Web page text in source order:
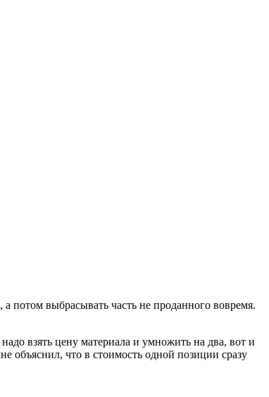
потом выбрасывать часть не проданного вовремя.
взять цену материала и умножить на два, вот и
объяснил, что в стоимость одной позиции сразу